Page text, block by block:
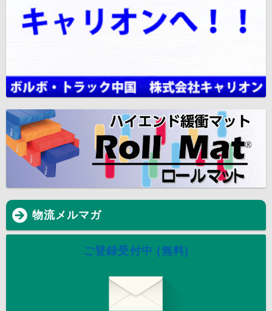
物流メルマガ
ご登録受付中 (無料)